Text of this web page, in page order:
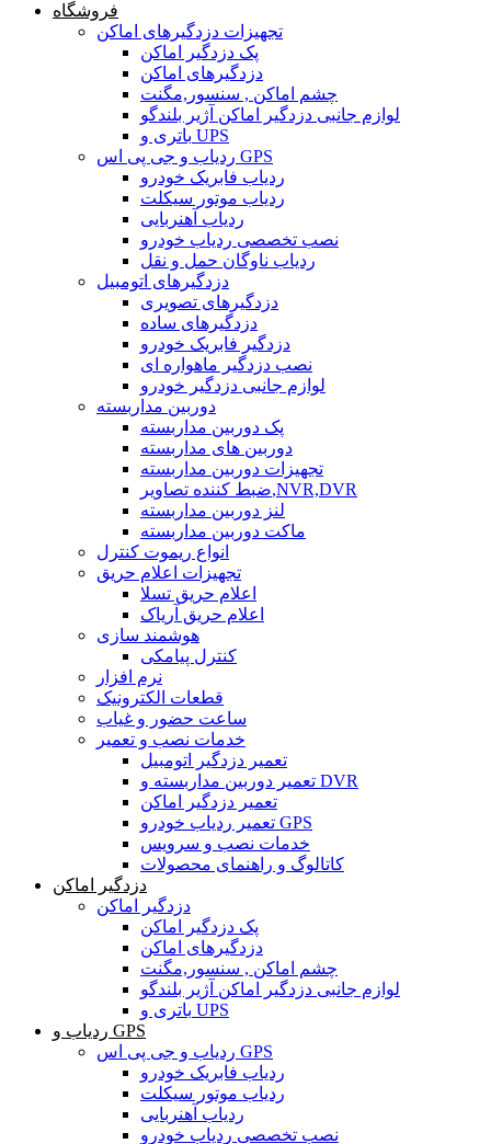
فروشگاه
تجهیزات دزدگیرهای اماکن
پک دزدگیر اماکن
دزدگیرهای اماکن
چشم اماکن , سنسور,مگنت
لوازم جانبی دزدگیر اماکن آژیر بلندگو
باتری و UPS
ردیاب و جی پی اس GPS
ردیاب فابریک خودرو
ردیاب موتور سیکلت
ردیاب آهنربایی
نصب تخصصی ردیاب خودرو
ردیاب ناوگان حمل و نقل
دزدگیرهای اتومبیل
دزدگیرهای تصویری
دزدگیرهای ساده
دزدگیر فابریک خودرو
نصب دزدگیر ماهواره ای
لوازم جانبی دزدگیر خودرو
دوربین مداربسته
پک دوربین مداربسته
دوربین های مداربسته
تجهیزات دوربین مداربسته
ضبط کننده تصاویر,NVR,DVR
لنز دوربین مداربسته
ماکت دوربین مداربسته
انواع ریموت کنترل
تجهیزات اعلام حریق
اعلام حریق تسلا
اعلام حریق آریاک
هوشمند سازی
کنترل پیامکی
نرم افزار
قطعات الکترونیک
ساعت حضور و غیاب
خدمات نصب و تعمیر
تعمیر دزدگیر اتومبیل
تعمیر دوربین مداربسته و DVR
تعمیر دزدگیر اماکن
تعمیر ردیاب خودرو GPS
خدمات نصب و سرویس
کاتالوگ و راهنمای محصولات
دزدگیر اماکن
دزدگیر اماکن
پک دزدگیر اماکن
دزدگیرهای اماکن
چشم اماکن , سنسور,مگنت
لوازم جانبی دزدگیر اماکن آژیر بلندگو
باتری و UPS
ردیاب و GPS
ردیاب و جی پی اس GPS
ردیاب فابریک خودرو
ردیاب موتور سیکلت
ردیاب آهنربایی
نصب تخصصی ردیاب خودرو